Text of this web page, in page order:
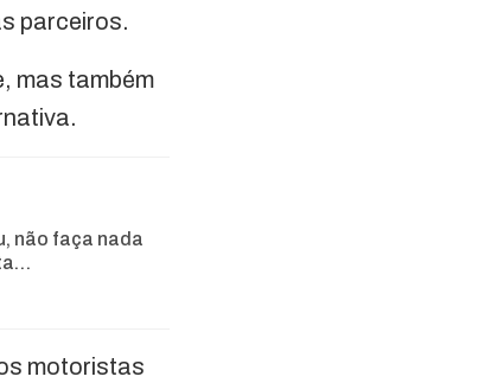
parceiros.
mas também
não faça nada
motoristas